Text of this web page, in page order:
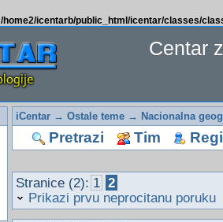
/home2/icentarb/public_html/icentar/classes/
Centar
iCentar→ Ostale teme→ Nacionalna
Pretrazi Tim
Stranice (2): 1 2
Prikazi prvu neprocitanu poruku